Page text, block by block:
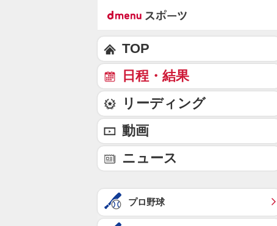
TOP
日程・結果
リーディング
動画
ニュース
プロ野球